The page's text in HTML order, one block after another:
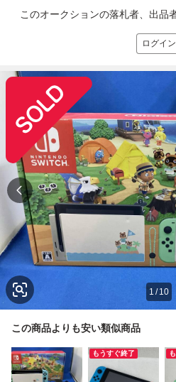
このオークションの落札者、出品
ログイン
1/ 10
この商品よりも安い類似商品
もうすぐ終了